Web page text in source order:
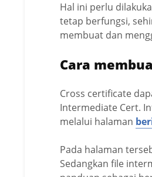
Hal ini perlu
tetap berfungsi,
membuat dan
Cara
Cross certificate
Intermediate Cert.
melalui halaman
Pada halaman
Sedangkan file